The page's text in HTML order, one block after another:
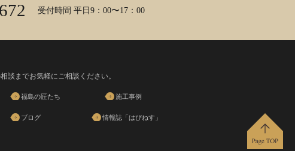
受付時間 平日9：00〜17：00
談までお気軽にご相談ください。
福島の匠たち 施工事例
ブログ 情報誌「はぴねす」